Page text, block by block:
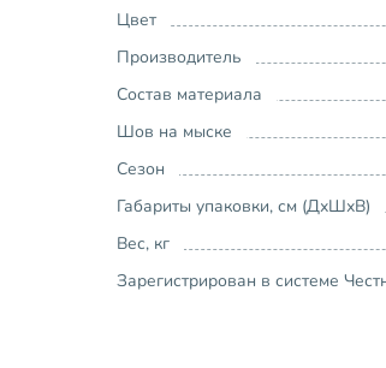
Цвет
Производитель
Состав материала
Шов на мыске
Сезон
Габариты упаковки, см (ДхШхВ)
Вес, кг
Зарегистрирован в системе